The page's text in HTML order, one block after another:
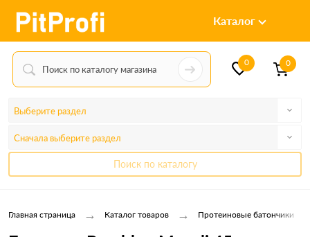
Каталог
0 0
Выберите раздел
Сначала выберите раздел
Поиск по каталогу
Главная страница → Каталог товаров → Протеиновые батончики